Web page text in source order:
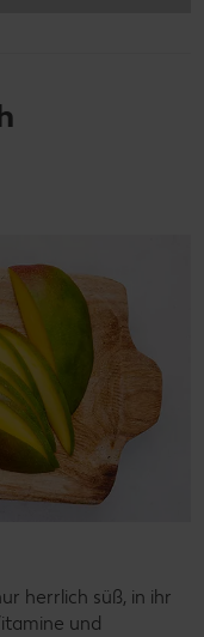
herrlich süß, in ihr
und